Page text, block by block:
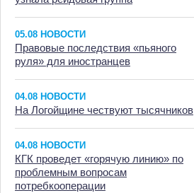
05.08 НОВОСТИ
Правовые последствия «пьяного
руля» для иностранцев
04.08 НОВОСТИ
На Логойщине чествуют тысячников
04.08 НОВОСТИ
КГК проведет «горячую линию» по
проблемным вопросам
потребкооперации